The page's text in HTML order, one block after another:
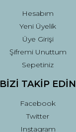
Hesabım
Yeni Üyelik
Üye Girişi
Şifremi Unuttum
Sepetiniz
BİZİ TAKİP EDİN
Facebook
Twitter
Instagram